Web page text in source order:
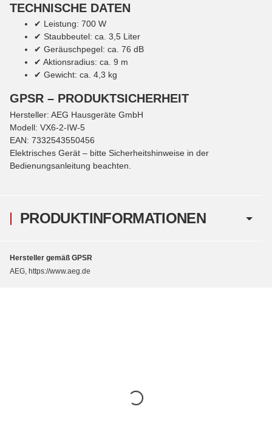
PRODUKTINFORMATIONEN
TECHNISCHE DATEN
✔ Leistung: 700 W
✔ Staubbeutel: ca. 3,5 Liter
✔ Geräuschpegel: ca. 76 dB
✔ Aktionsradius: ca. 9 m
✔ Gewicht: ca. 4,3 kg
GPSR – PRODUKTSICHERHEIT
Hersteller: AEG Hausgeräte GmbH
Modell: VX6-2-IW-5
EAN: 7332543550456
Elektrisches Gerät – bitte Sicherheitshinweise in der
Bedienungsanleitung beachten.
Hersteller gemäß GPSR
AEG, https://www.aeg.de